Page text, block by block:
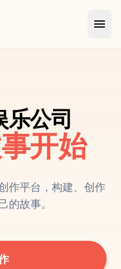
menu
乐公司
开始
作平台，构建、创作
的故事。